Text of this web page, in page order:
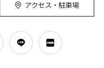
アクセス・駐車場